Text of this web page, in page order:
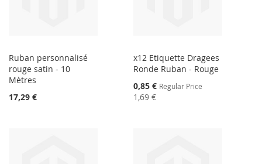
Ruban personnalisé
rouge satin - 10
Mètres
17,29 €
x12 Etiquette Dragees
Ronde Ruban - Rouge
Special
Price
0,85 € Regular Price
1,69 €